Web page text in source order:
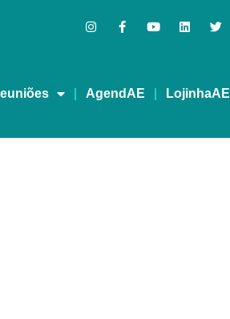
AgendAE LojinhaAE